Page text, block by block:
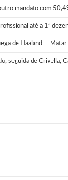
mandato com
até a 1ª
de Haaland —
seguida de Crivella,